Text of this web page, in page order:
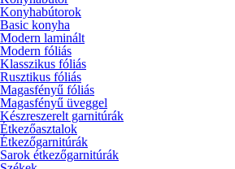
Konyhabútorok
Basic konyha
Modern laminált
Modern fóliás
Klasszikus fóliás
Rusztikus fóliás
Magasfényű fóliás
Magasfényű üveggel
Készreszerelt garnitúrák
Étkezőasztalok
Étkezőgarnitúrák
Sarok étkezőgarnitúrák